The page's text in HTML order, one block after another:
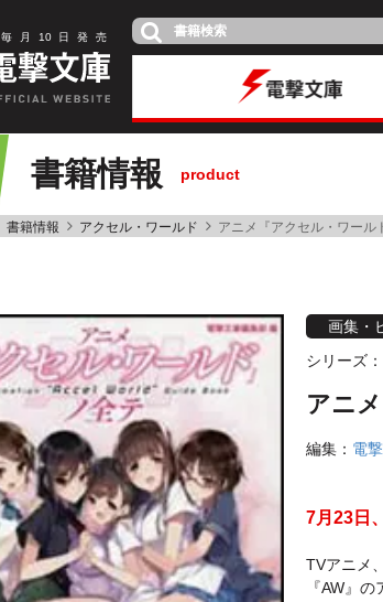
毎 月 10 日 発 売
書籍情報 product
書籍情報 アクセル・ワールド アニメ『アクセル・ワール
画集・
シリーズ：
アニ
編集： 電
7月23日
TVアニメ
『AW』